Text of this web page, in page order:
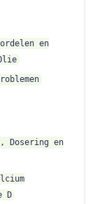
en
Dosering en
D